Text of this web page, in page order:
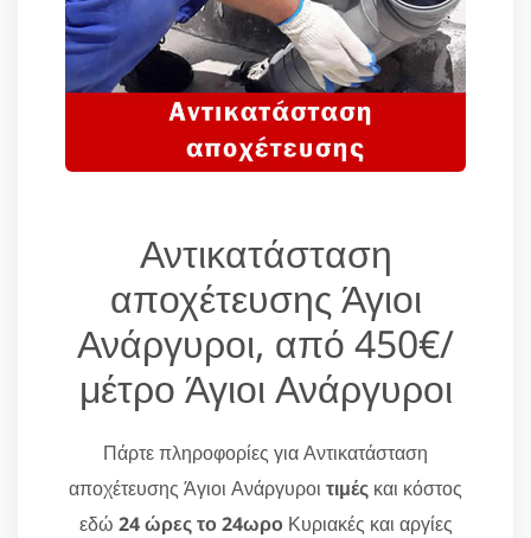
Αντικατάσταση
αποχέτευσης Άγιοι
Ανάργυροι, από 450€/
μέτρο Άγιοι Ανάργυροι
Πάρτε πληροφορίες για Αντικατάσταση
αποχέτευσης Άγιοι Ανάργυροι τιμές και κόστος
εδώ 24 ώρες το 24ωροΚυριακές και αργίες